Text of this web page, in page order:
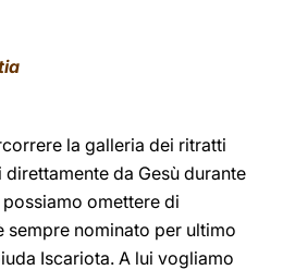
la galleria dei ritratti
da Gesù durante
omettere di
sempre nominato per ultimo
Iscariota. A lui vogliamo